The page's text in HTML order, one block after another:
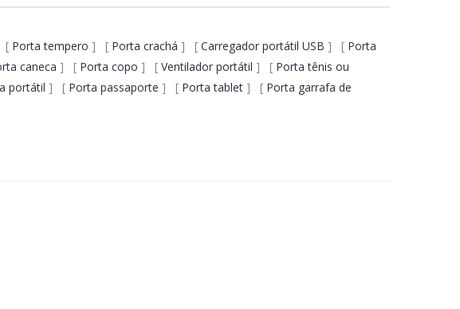
[ Porta tempero ] [ Porta crachá ] [ Carregador portátil USB ] [ Porta
caneca ] [ Porta copo ] [ Ventilador portátil ] [ Porta tênis ou
portátil ] [ Porta passaporte ] [ Porta tablet ] [ Porta garrafa de